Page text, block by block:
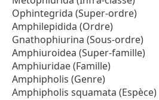
Ophintegrida (Super-ordre)
Amphilepidida (Ordre)
Gnathophiurina (Sous-ordre)
Amphiuroidea (Super-famille)
Amphiuridae (Famille)
Amphipholis (Genre)
Amphipholis squamata (Espèce)